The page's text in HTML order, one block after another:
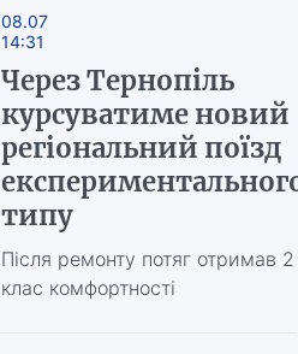
08.07
14:31
Через Тернопіль
курсуватиме новий
регіональний поїзд
типу
Після ремонту потяг отримав 2
клас комфортності